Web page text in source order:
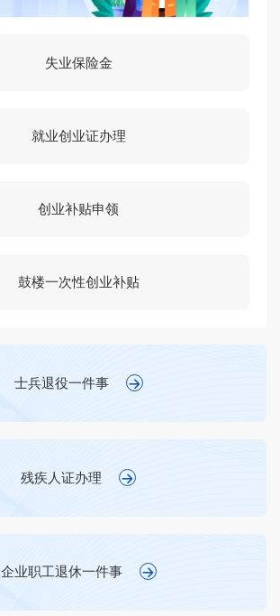
失业保险金
就业创业证办理
创业补贴申领
鼓楼一次性创业补贴
士兵退役一件事
残疾人证办理
企业职工退休一件事